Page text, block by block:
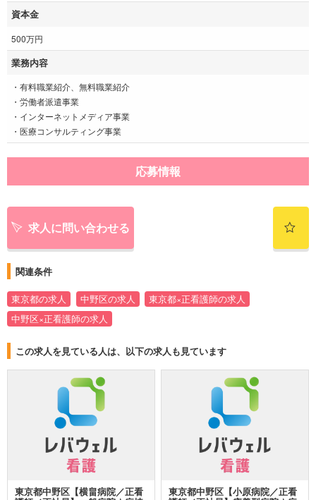
資本金
500万円
業務内容
・有料職業紹介、無料職業紹介
・労働者派遣事業
・インターネットメディア事業
・医療コンサルティング事業
応募情報
求人に問い合わせる
関連条件
東京都の求人 中野区の求人
東京都×正看護師の求人
中野区×正看護師の求人
この求人を見ている人は、以下の求人も見ています
東京都中野区【横畠病院／正看
東京都中野区【小原病院／正看